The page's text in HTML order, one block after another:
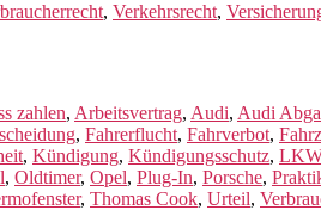
, Verkehrsrecht,
zahlen, Arbeitsvertrag, Audi, Audi
, Fahrerflucht, Fahrverbot,
, Kündigung, Kündigungsschutz, LKW
, Oldtimer, Opel, Plug-In, Porsche,
, Thomas Cook, Urteil,